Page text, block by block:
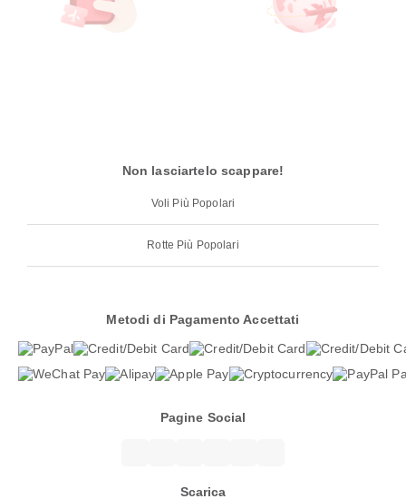
Non lasciartelo scappare!
Voli Più Popolari
Rotte Più Popolari
Metodi di Pagamento Accettati
Pagine Social
Scarica